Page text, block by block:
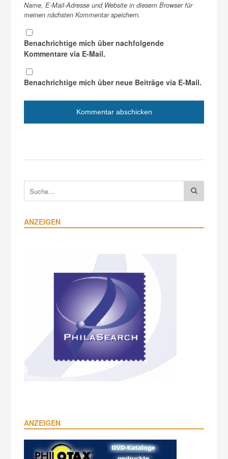
Name, E-Mail-Adresse und Website in diesem Browser für
meinen nächsten Kommentar speichern.
Benachrichtige mich über nachfolgende
Kommentare via E-Mail.
Benachrichtige mich über neue Beiträge via E-Mail.
ANZEIGEN
ANZEIGEN